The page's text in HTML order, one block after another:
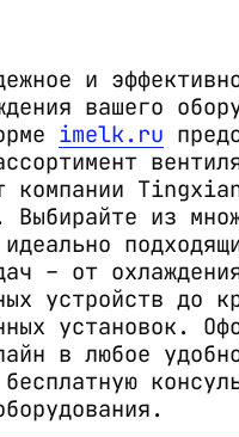
и
вашего
imelk.ru
компании
из
– от
устройств до
установок.
в любое